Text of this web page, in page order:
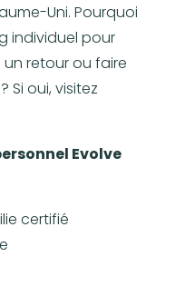
Uni. Pourquoi
individuel pour
retour ou faire
Si oui, visitez
Evolve
certifié